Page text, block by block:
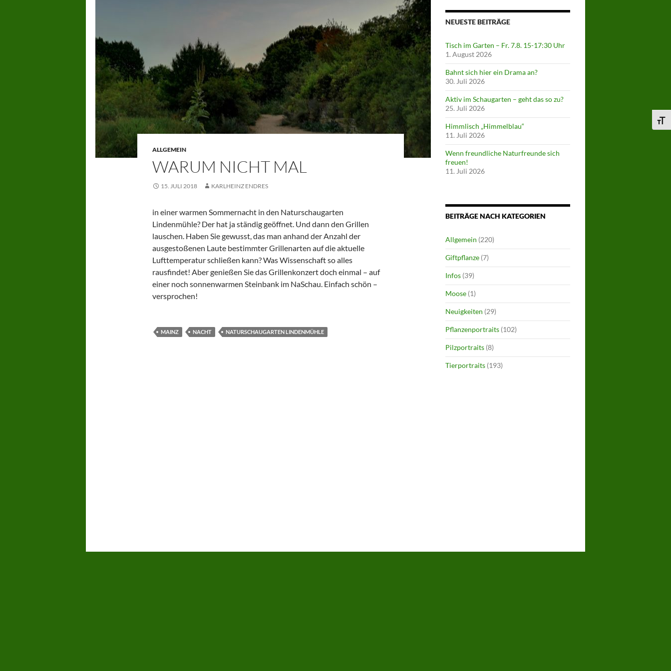
ALLGEMEIN
WARUM NICHT MAL
15. JULI 2018 KARLHEINZ ENDRES
in einer warmen Sommernacht in den Naturschaugarten
Lindenmühle? Der hat ja ständig geöffnet. Und dann den Grillen
lauschen. Haben Sie gewusst, das man anhand der Anzahl der
ausgestoßenen Laute bestimmter Grillenarten auf die aktuelle
Lufttemperatur schließen kann? Was Wissenschaft so alles
rausfindet! Aber genießen Sie das Grillenkonzert doch einmal – auf
einer noch sonnenwarmen Steinbank im NaSchau. Einfach schön –
versprochen!
MAINZ NACHT NATURSCHAUGARTEN LINDENMÜHLE
NEUESTE BEITRÄGE
Tisch im Garten – Fr. 7.8. 15-17:30 Uhr
1. August 2026
Bahnt sich hier ein Drama an?
30. Juli 2026
Aktiv im Schaugarten – geht das so zu?
25. Juli 2026
Himmlisch „Himmelblau“
11. Juli 2026
Wenn freundliche Naturfreunde sich
freuen!
11. Juli 2026
BEITRÄGE NACH KATEGORIEN
Allgemein (220)
Giftpflanze(7)
Infos(39)
Moose(1)
Neuigkeiten (29)
Pflanzenportraits(102)
Pilzportraits(8)
Tierportraits(193)